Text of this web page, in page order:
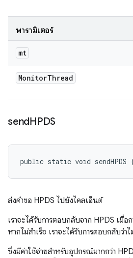
พารามิเตอร์
mt
MonitorThread
sendHPDS
public static void sendHPDS
ส่งคำขอ HPDS ไปยังไคลเอ็นต์
เราจะได้รับการตอบกลับจาก HPDS เมื่
หากไม่สำเร็จ เราจะได้รับการตอบกลับว่าไ
ซึ่งมีค่าใช้จ่ายสำหรับอุปกรณ์มากกว่า